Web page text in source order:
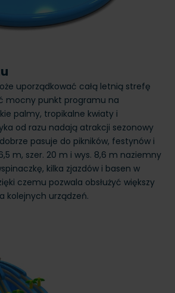
uporządkować całą letnią strefę
mocny punkt programu na
palmy, tropikalne kwiaty i
od razu nadają atrakcji sezonowy
pasuje do pikników, festynów i
m, szer. 20 m i wys. 8,6 m naziemny
kilka zjazdów i basen w
czemu pozwala obsłużyć większy
kolejnych urządzeń.